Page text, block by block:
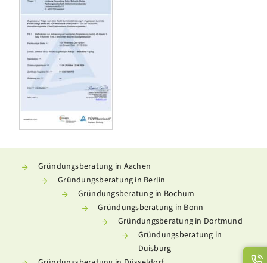
Gründungsberatung in Aachen
Gründungsberatung in Berlin
Gründungsberatung in Bochum
Gründungsberatung in Bonn
Gründungsberatung in Dortmund
Gründungsberatung in
Duisburg